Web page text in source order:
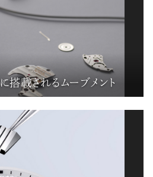
搭載されるムーブメント